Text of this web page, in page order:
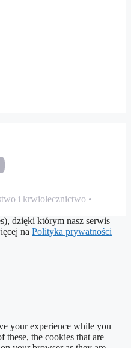
i krwiolecznictwo •
dzięki którym nasz serwis
na Polityka prywatności
your experience while you
these, the cookies that are